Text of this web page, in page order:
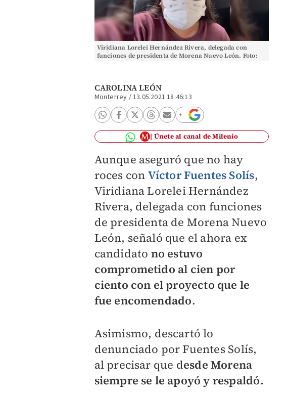
Viridiana Lorelei Hernández Rivera, delegada con
funciones de presidenta de Morena Nuevo León. Foto:
CAROLINA LEÓN
Monterrey /13.05.2021 18:46:13
Únete al canal de Milenio
Aunque aseguró que no hay
roces con Víctor Fuentes Solís,
Viridiana Lorelei Hernández
Rivera, delegada con funciones
de presidenta de Morena Nuevo
León, señaló que el ahora ex
candidato no estuvo
comprometido al cien por
ciento con el proyecto que le
fue encomendado.
Asimismo, descartó lo
denunciado por Fuentes Solís,
al precisar que desde Morena
siempre se le apoyó y respaldó.